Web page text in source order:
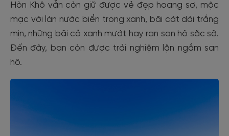
Hòn Khô vẫn còn giữ được vẻ đẹp hoang sơ, mộc
mạc với làn nước biển trong xanh, bãi cát dài trắng
mịn, những bãi cỏ xanh mướt hay rạn san hô sặc sỡ.
Đến đây, bạn còn được trải nghiệm lặn ngắm san
hô.